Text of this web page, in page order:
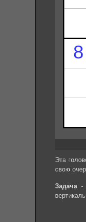
Эта
свою
Задача-